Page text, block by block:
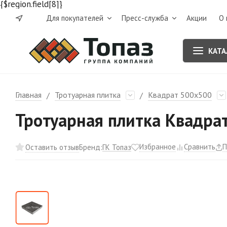
{$region.field[8]}
Для покупателей Пресс-служба Акции О
Главная / Тротуарная плитка / Квадрат 500х500
Тротуарная плитка
Оставить отзывБренд:ГК Топаз Избранное Сравнить